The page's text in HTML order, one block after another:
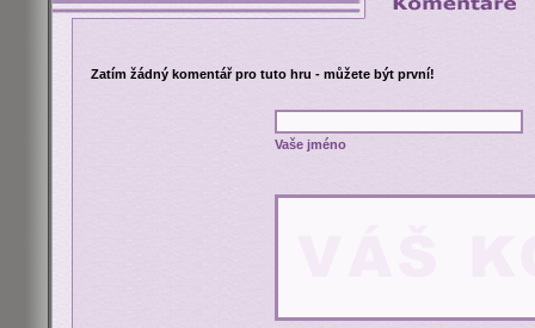
Zatím žádný komentář pro tuto hru - můžete být první!
Vaše jméno